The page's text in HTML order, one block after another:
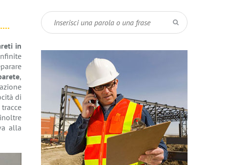
in
,
di
alla